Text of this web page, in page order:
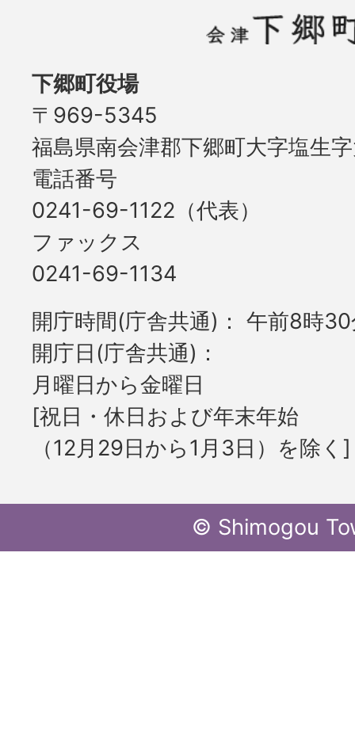
下郷町役場
〒969-5345
福島県南会津郡下郷町大字塩生
電話番号
0241-69-1122（代表）
ファックス
0241-69-1134
開庁時間(庁舎共通)
午前8時
開庁日(庁舎共通)
月曜日から金曜日
[祝日・休日および年末年始
（12月29日から1月3日）を除く]
© Shimogou